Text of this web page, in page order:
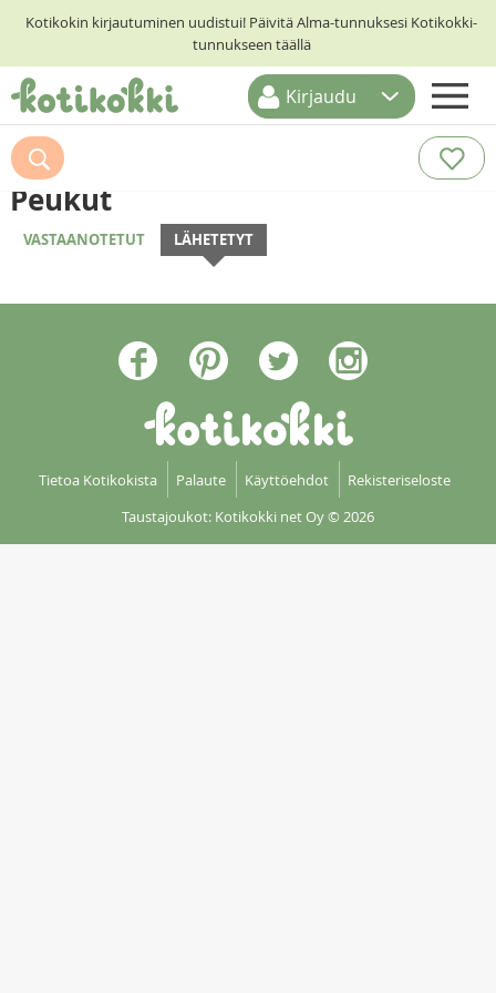
Kotikokin kirjautuminen uudistui! Päivitä Alma-tunnuksesi Kotikokki-
tunnukseen täällä
ETUSIVU
RESEPTIHAKU
KOTIKOKIT
Kirjaudu
Peukut
VASTAANOTETUT LÄHETETYT
Tietoa Kotikokista Palaute Käyttöehdot
Rekisteriseloste
Taustajoukot: Kotikokki net Oy© 2026